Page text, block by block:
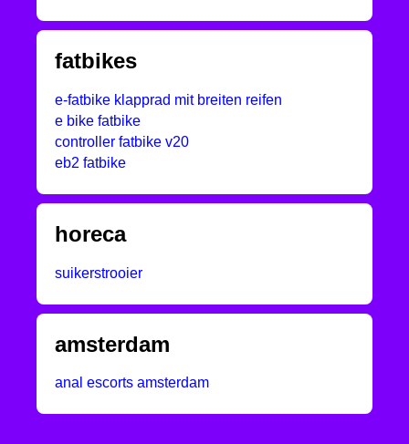
fatbikes
e-fatbike klapprad mit breiten reifen
e bike fatbike
controller fatbike v20
eb2 fatbike
horeca
suikerstrooier
amsterdam
anal escorts amsterdam